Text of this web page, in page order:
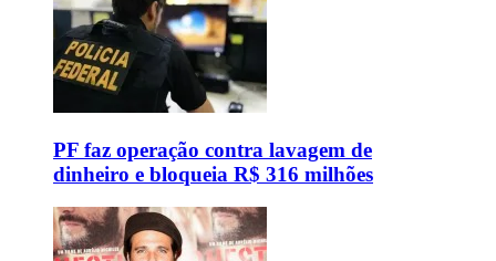
PF faz operação contra lavagem de
dinheiro e bloqueia R$ 316 milhões